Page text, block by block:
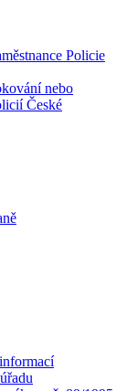
Policie
nebo
České